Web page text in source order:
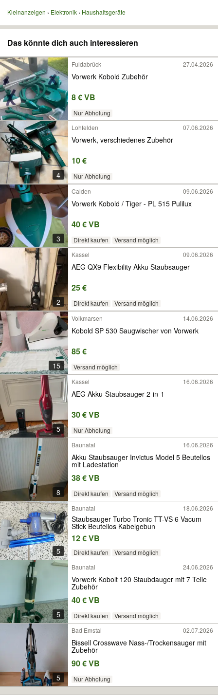
Kleinanzeigen Elektronik Haushaltsgeräte
Das könnte dich auch interessieren
Fuldabrück 27.04.2026
Vorwerk Kobold Zubehör
8 € VB
Nur Abholung
4
Lohfelden 07.06.2026
Vorwerk, verschiedenes Zubehör
10 €
Nur Abholung
3
Calden 09.06.2026
Vorwerk Kobold / Tiger - PL 515 Pulilux
40 € VB
Direkt kaufen Versand möglich
2
Kassel 09.06.2026
AEG QX9 Flexibility Akku Staubsauger
25 €
Direkt kaufen Versand möglich
15
Volkmarsen 14.06.2026
Kobold SP 530 Saugwischer von Vorwerk
85 €
Versand möglich
5
Kassel 16.06.2026
AEG Akku-Staubsauger 2-in-1
30 € VB
Nur Abholung
8
Baunatal 16.06.2026
Akku Staubsauger Invictus Model 5 Beutellos
mit Ladestation
38 € VB
Direkt kaufen Versand möglich
5
Baunatal 18.06.2026
Staubsauger Turbo Tronic TT-VS 6 Vacum
Stick Beutellos Kabelgebun
12 € VB
Direkt kaufen Versand möglich
5
Baunatal 24.06.2026
Vorwerk Kobolt 120 Staubdauger mit 7 Teile
Zubehör
40 € VB
Direkt kaufen Versand möglich
5
Bad Emstal 02.07.2026
Bissell Crosswave Nass-/Trockensauger mit
Zubehör
90 € VB
Nur Abholung